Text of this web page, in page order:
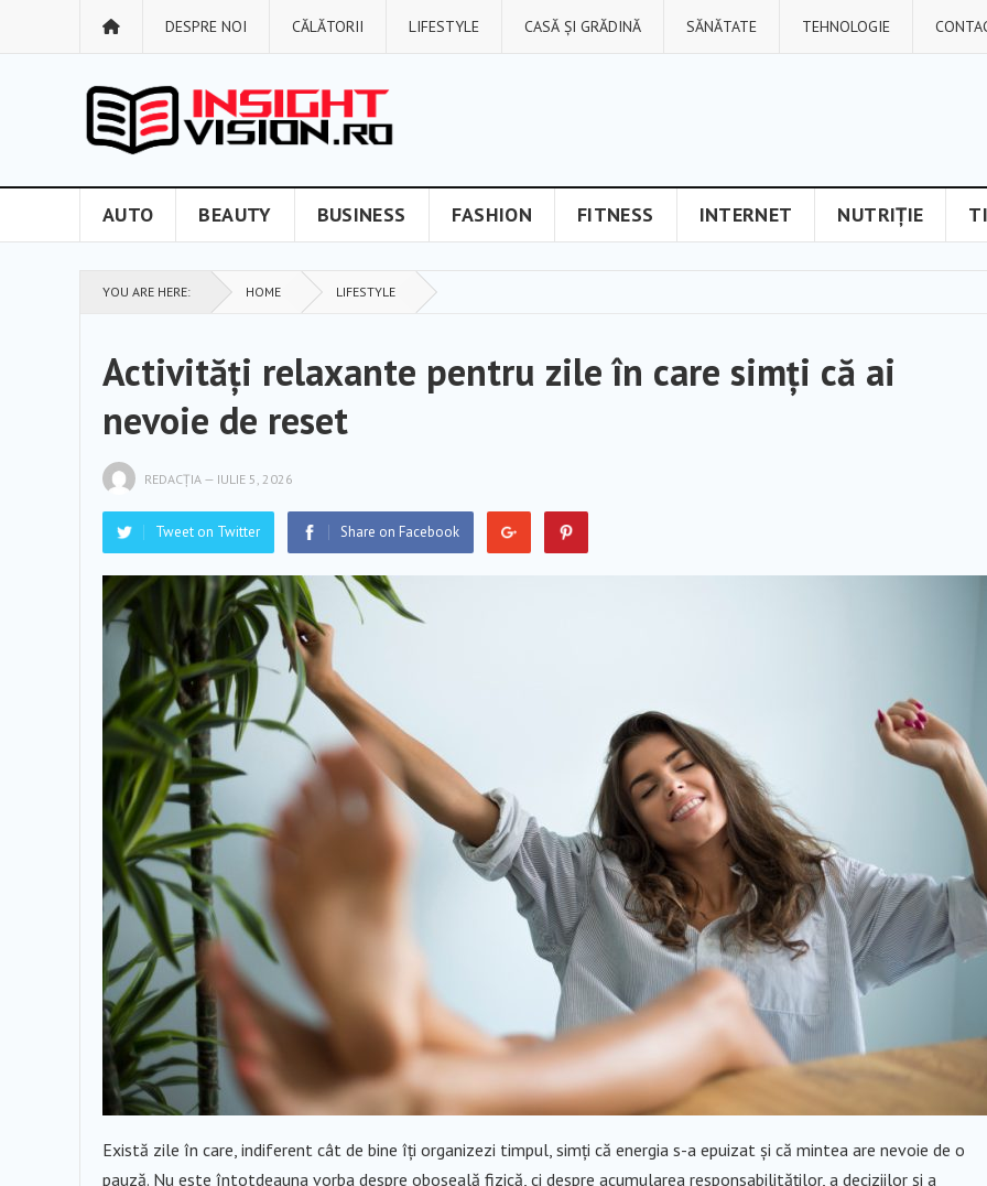
DESPRE NOI CĂLĂTORII LIFESTYLE CASĂ ȘI GRĂDINĂ SĂNĂTATE TEHNOLOGIE
AUTO BEAUTY BUSINESS FASHION FITNESS INTERNET NUTRIȚIE
YOU ARE HERE: HOME LIFESTYLE
Activități relaxante pentru zile în care simți că ai
nevoie de reset
REDACȚIA — IULIE 5, 2026
Tweet on Twitter Share on Facebook
Există zile în care, indiferent cât de bine îți organizezi timpul, simți că energia s-a epuizat și că mintea are nevoie de o
pauză. Nu este întotdeauna vorba despre oboseală fizică, ci despre acumularea responsabilităților, a deciziilor și a